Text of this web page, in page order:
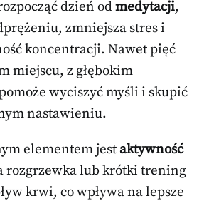
dzień odmedytacji,
zmniejsza stres i
koncentracji. Nawet pięć
miejscu, z głębokim
wyciszyć myśli i skupić
nastawieniu.
elementem jestaktywność
rozgrzewka lub krótki trening
krwi, co wpływa na lepsze